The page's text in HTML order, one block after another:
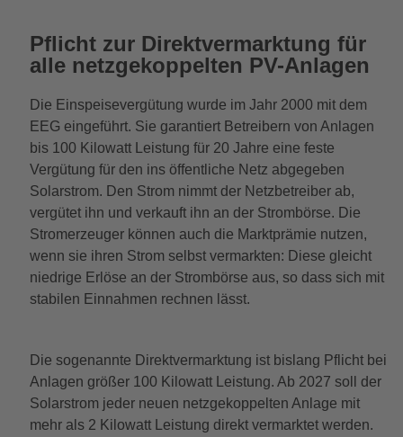
Pflicht zur Direktvermarktung für
alle netzgekoppelten PV-Anlagen
Die Einspeisevergütung wurde im Jahr 2000 mit dem
EEG eingeführt. Sie garantiert Betreibern von Anlagen
bis 100 Kilowatt Leistung für 20 Jahre eine feste
Vergütung für den ins öffentliche Netz abgegeben
Solarstrom. Den Strom nimmt der Netzbetreiber ab,
vergütet ihn und verkauft ihn an der Strombörse. Die
Stromerzeuger können auch die Marktprämie nutzen,
wenn sie ihren Strom selbst vermarkten: Diese gleicht
niedrige Erlöse an der Strombörse aus, so dass sich mit
stabilen Einnahmen rechnen lässt.
Die sogenannte Direktvermarktung ist bislang Pflicht bei
Anlagen größer 100 Kilowatt Leistung. Ab 2027 soll der
Solarstrom jeder neuen netzgekoppelten Anlage mit
mehr als 2 Kilowatt Leistung direkt vermarktet werden.